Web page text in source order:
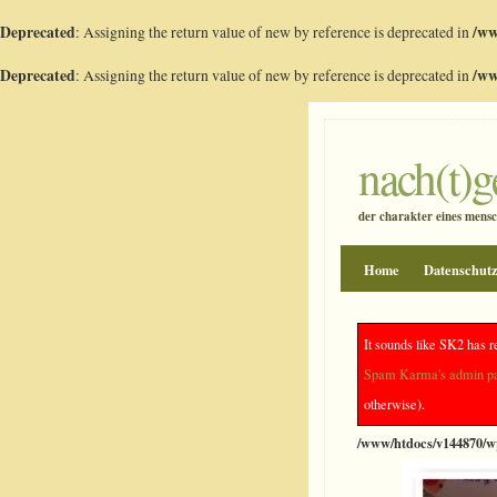
Deprecated: Assigning the return value of new by reference is deprecated in/
Deprecated: Assigning the return value of new by reference is deprecated in/
der charakter eines
Home
Farbengl?ck :)
Deprecated
/www/htdocs/v144870/
It sounds like SK2 has
Spam Karma's admin
otherwise).